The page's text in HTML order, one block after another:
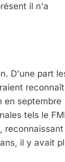
il n'a
D'une part
en septembre
tels le FMI
reconnaissant
il y avait